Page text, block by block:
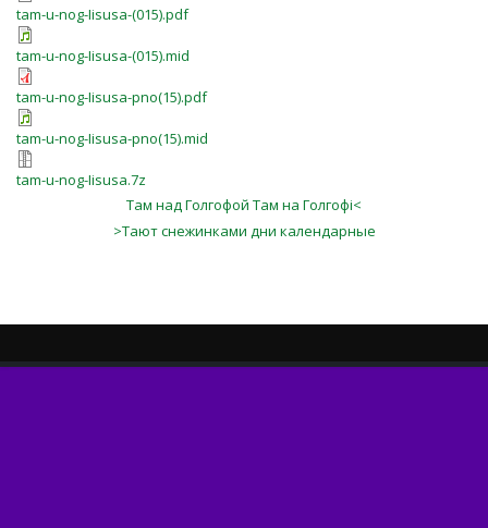
tam-u-nog-Iisusa-(015).pdf
tam-u-nog-Iisusa-(015).mid
tam-u-nog-Iisusa-pno(15).pdf
tam-u-nog-Iisusa-pno(15).mid
tam-u-nog-Iisusa.7z
Там над Голгофой Там на Голгофі<
>Тают снежинками дни календарные